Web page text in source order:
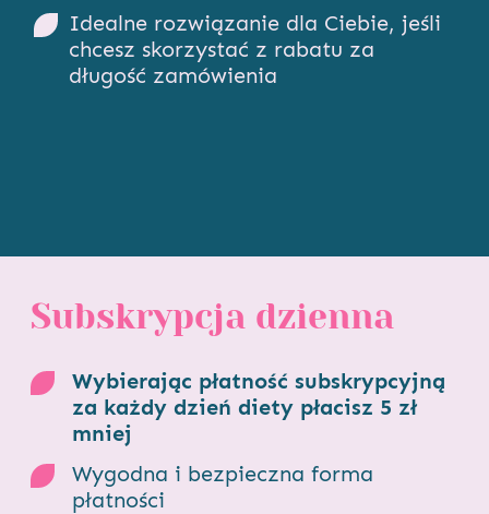
Idealne rozwiązanie dla Ciebie, jeśli
chcesz skorzystać z rabatu za
długość zamówienia
Subskrypcja dzienna
Wybierając płatność subskrypcyjną
za każdy dzień diety płacisz 5 zł
mniej
Wygodna i bezpieczna forma
płatności